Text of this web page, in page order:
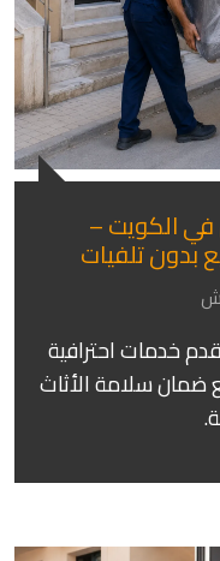
الكويت –
بدون تلفيات
خدمات احترافية
ضمان سلامة الأثاث